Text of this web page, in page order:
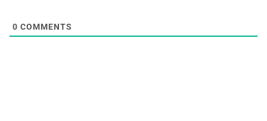
0 COMMENTS